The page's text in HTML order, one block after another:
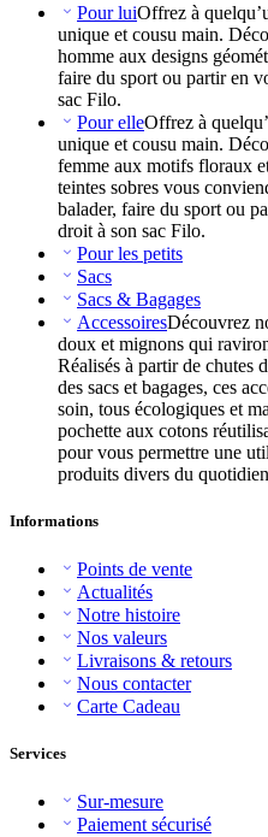
Pour luiOffrez à
unique et cousu main.
homme aux designs
faire du sport ou partir en
sac Filo.
Pour elleOffrez à
unique et cousu main.
femme aux motifs floraux
teintes sobres vous
balader, faire du sport ou
droit à son sac Filo.
Pour les petits
Sacs
Sacs & Bagages
AccessoiresDécouvrez
doux et mignons qui
Réalisés à partir de chutes
des sacs et bagages, ces
soin, tous écologiques et
pochette aux cotons
pour vous permettre une
produits divers du
Informations
Points de vente
Actualités
Notre histoire
Nos valeurs
Livraisons & retours
Nous contacter
Carte Cadeau
Services
Sur-mesure
Paiement sécurisé